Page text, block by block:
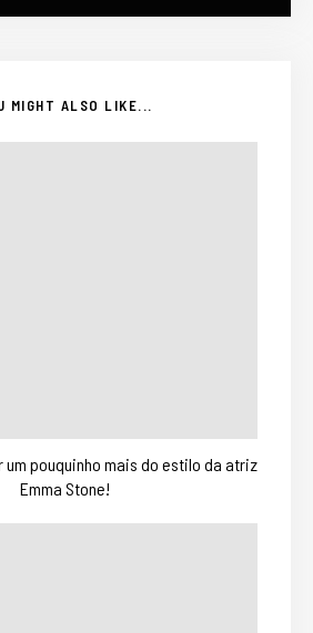
MIGHT ALSO LIKE...
um pouquinho mais do estilo da atriz
Emma Stone!